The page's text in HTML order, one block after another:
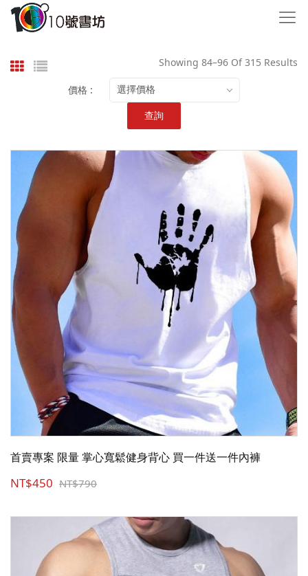
Showing 84–96 Of 315 Results
價格 : 選擇價格
查詢
首賣專案 限量 掌心寬鬆健身背心 買一件送一件內褲
NT$450 NT$790